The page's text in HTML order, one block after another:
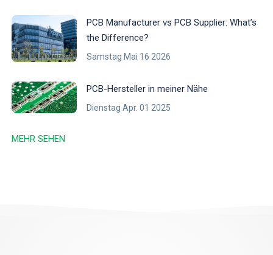
PCB Manufacturer vs PCB Supplier: What’s
the Difference?
Samstag Mai 16 2026
PCB-Hersteller in meiner Nähe
Dienstag Apr. 01 2025
MEHR SEHEN